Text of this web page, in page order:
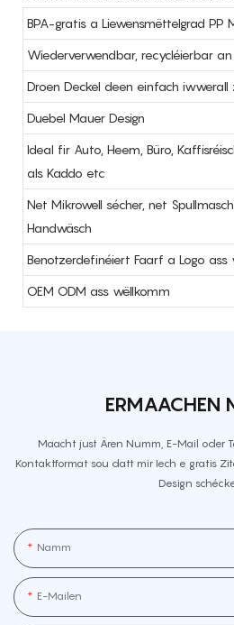
BPA-gratis a Liewensmëttelgrad PP
Wiederverwendbar, recycléierbar
Droen Deckel deen einfach iwwerall
Duebel Mauer Design
Ideal fir Auto, Heem, Büro,
als Kaddo etc
Net Mikrowell sécher, net
Handwäsch
Benotzerdefinéiert Faarf a Logo ass
OEM ODM ass wëllkomm
ERMAACHEN
Maacht just Ären Numm, E-Mail oder
Kontaktformat sou datt mir Iech e gratis
Design
Namm
E-Mailen